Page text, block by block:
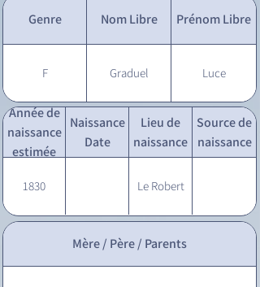
Genre Nom Libre Prénom Libre
F Graduel Luce
Année de
naissance
estimée
Naissance
Date
Lieu de
naissance
Source de
naissance
1830 Le Robert
Mère / Père / Parents